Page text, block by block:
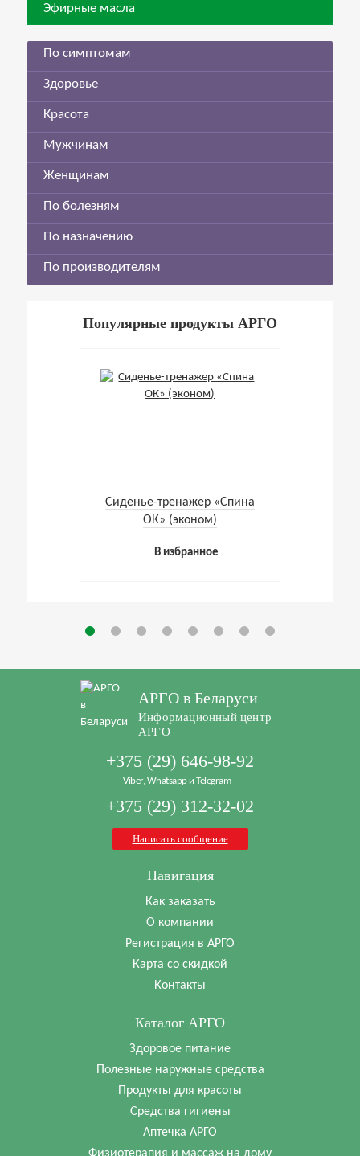
Эфирные масла
По симптомам
Здоровье
Красота
Мужчинам
Женщинам
По болезням
По назначению
По производителям
Популярные продукты АРГО
Cиденье-тренажер «Спина
ОК» (эконом)
В избранное
АРГО в Беларуси
Информационный центр
АРГО
+375 (29) 646-98-92
Viber, Whatsapp и Telegram
+375 (29) 312-32-02
Написать сообщение
Навигация
Как заказать
О компании
Регистрация в АРГО
Карта со скидкой
Контакты
Каталог АРГО
Здоровое питание
Полезные наружные средства
Продукты для красоты
Средства гигиены
Аптечка АРГО
Физиотерапия и массаж на дому